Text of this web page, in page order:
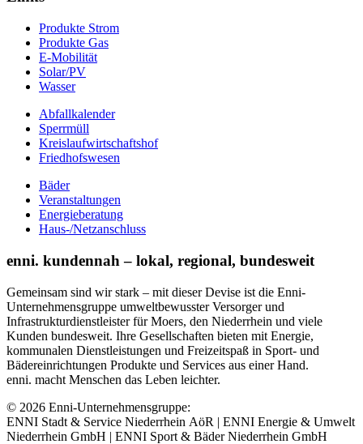
Produkte Strom
Produkte Gas
E-Mobilität
Solar/PV
Wasser
Abfallkalender
Sperrmüll
Kreislaufwirtschaftshof
Friedhofswesen
Bäder
Veranstaltungen
Energieberatung
Haus-/Netzanschluss
enni. kundennah – lokal, regional, bundesweit
Gemeinsam sind wir stark – mit dieser Devise ist die Enni-
Unternehmensgruppe umweltbewusster Versorger und
Infrastrukturdienstleister für Moers, den Niederrhein und viele
Kunden bundesweit. Ihre Gesellschaften bieten mit Energie,
kommunalen Dienstleistungen und Freizeitspaß in Sport- und
Bädereinrichtungen Produkte und Services aus einer Hand.
enni. macht Menschen das Leben leichter.
© 2026 Enni-Unternehmensgruppe:
ENNI Stadt & Service Niederrhein AöR | ENNI Energie & Umwelt
Niederrhein GmbH | ENNI Sport & Bäder Niederrhein GmbH